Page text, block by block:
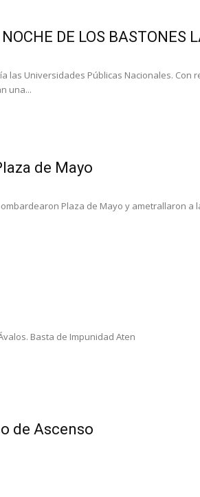
DE LOS BASTONES
las Universidades Públicas Nacionales. Con
una...
de Mayo
Plaza de Mayo y ametrallaron a
Basta de Impunidad Aten
de Ascenso